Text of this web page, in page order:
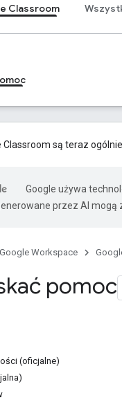
Classroom
Classroom są teraz
Google używa
przez AI mogą
Google Workspace
pomoc
(oficjalne)